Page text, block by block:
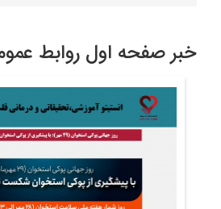
خبر صفحه اول روابط